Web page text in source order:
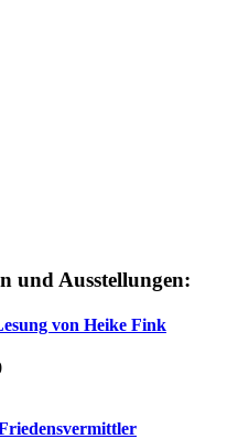
und Ausstellungen:
von Heike Fink